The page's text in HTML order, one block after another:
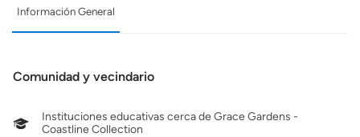
Información General
Comunidad y vecindario
Instituciones educativas cerca de Grace Gardens -
Coastline Collection